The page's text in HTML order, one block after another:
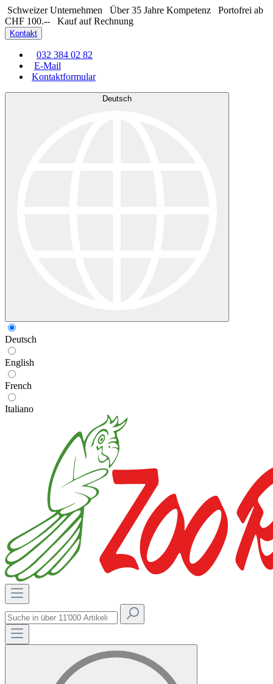
Schweizer Unternehmen Über 35 Jahre Kompetenz
Portofrei ab
CHF 100.--
Kauf auf Rechnung
Kontakt
032 384 02 82
E-Mail
Kontaktformular
Deutsch
Deutsch
English
French
Italiano